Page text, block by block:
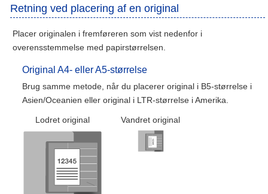
Retning ved placering af en original
Placer originalen i fremføreren som vist nedenfor i
overensstemmelse med papirstørrelsen.
Original A4- eller A5-størrelse
Brug samme metode, når du placerer original i B5-størrelse i
Asien/Oceanien eller original i LTR-størrelse i Amerika.
Lodret original Vandret original